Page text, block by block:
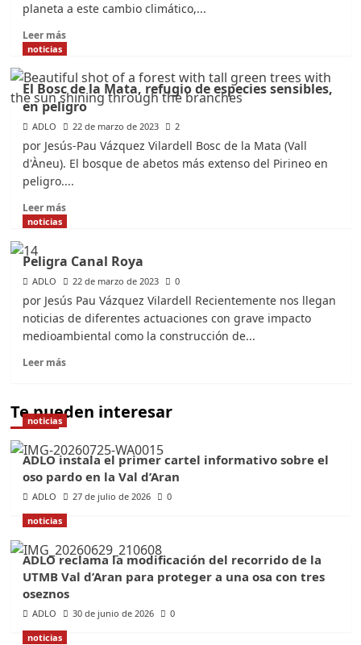
al
oso
pardo.
planeta a este cambio climático,...
Leer másLeer
Incendio
en
el
hogar
del
noticias
El Bosc de la Mata, refugio de especies sensibles,
en peligro
ADLO 22 de marzo de 2023 2
por Jesús-Pau Vázquez Vilardell Bosc de la Mata (Vall
d'Àneu). El bosque de abetos más extenso del Pirineo en
peligro....
Leer másLeer
Bosc
de
la
Mata,
de
especies
peligro
noticias
Peligra Canal Roya
ADLO 22 de marzo de 2023 0
por Jesús Pau Vázquez Vilardell Recientemente nos llegan
noticias de diferentes actuaciones con grave impacto
medioambiental como la construcción de...
Leer másLeer
Peligra
Canal
Te pueden interesar
noticias
ADLO instala el primer cartel informativo sobre el
oso pardo en la Val d’Aran
ADLO 27 de julio de 2026
0
noticias
ADLO reclama la modificación del recorrido de la
UTMB Val d’Aran para proteger a una osa con tres
oseznos
ADLO 30 de junio de 2026
0
noticias